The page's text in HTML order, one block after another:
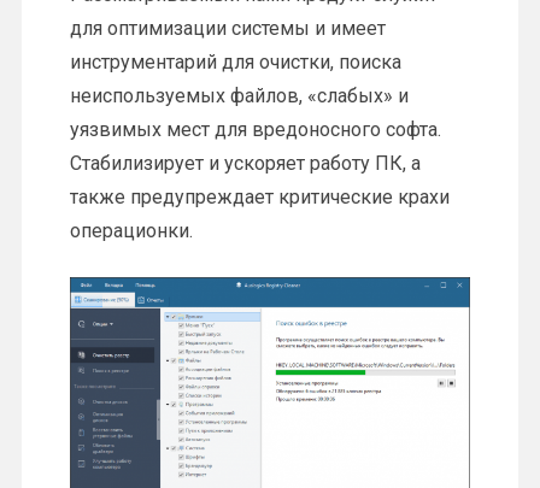
для оптимизации системы и имеет
инструментарий для очистки, поиска
неиспользуемых файлов, «слабых» и
уязвимых мест для вредоносного софта.
Стабилизирует и ускоряет работу ПК, а
также предупреждает критические крахи
операционки.